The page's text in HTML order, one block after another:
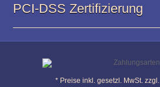
PCI-DSS Zertifizierung
* Preise inkl. gesetzl. MwSt. zzgl.